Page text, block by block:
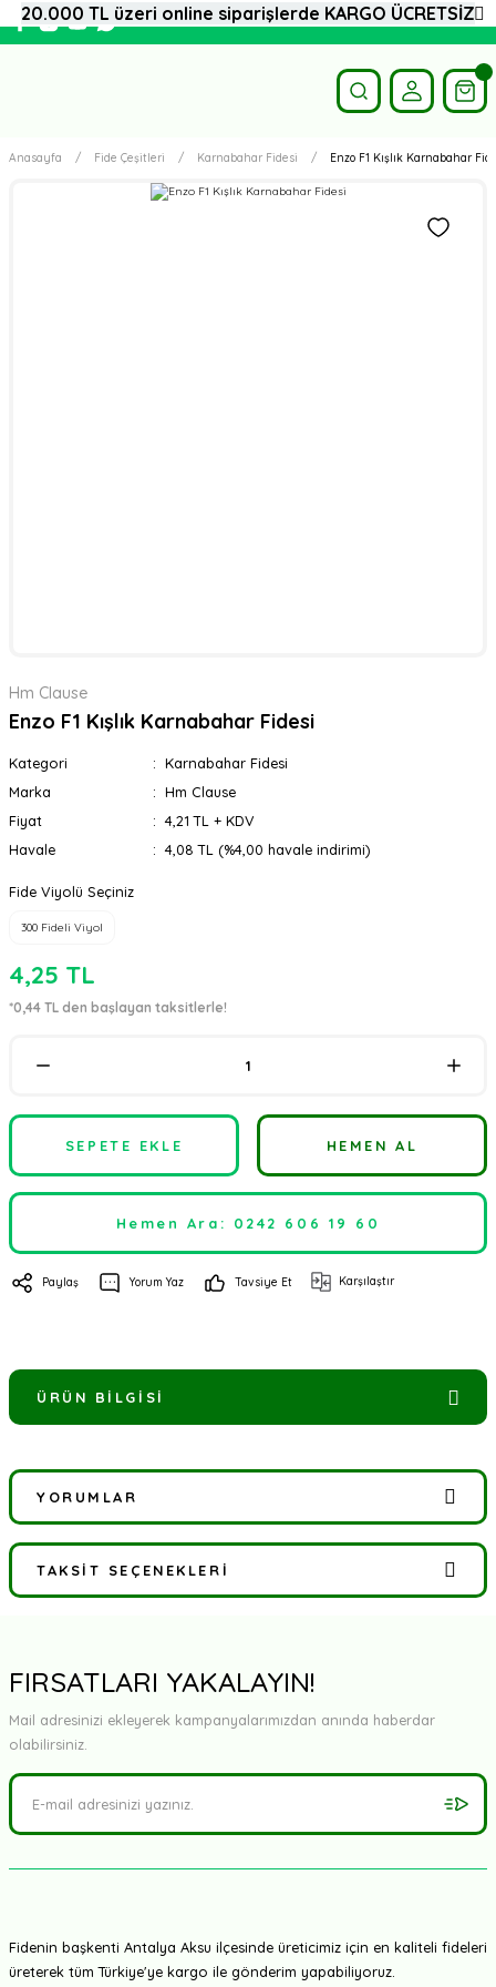
Anasayfa Fide Çeşitleri Karnabahar Fidesi Enzo F1 Kışlık Karnabahar
Hm Clause
Enzo F1 Kışlık Karnabahar Fidesi
Kategori
Karnabahar Fidesi
Marka
Hm Clause
Fiyat
4,21 TL + KDV
Havale
4,08 TL (%4,00 havale indirimi)
Fide Viyolü Seçiniz
300 Fideli Viyol
4,25 TL
*0,44 TL den başlayan taksitlerle!
SEPETE EKLE HEMEN AL
Hemen Ara: 0242 606 19 60
Paylaş Yorum Yaz Tavsiye Et Karşılaştır
ÜRÜN BILGISI
YORUMLAR
Bu ürüne ilk yorumu siz yapın!
TAKSIT SEÇENEKLERI
FIRSATLARI YAKALAYIN!
Mail adresinizi ekleyerek kampanyalarımızdan anında haberdar
olabilirsiniz.
Fidenin başkenti Antalya Aksu ilçesinde üreticimiz için en kaliteli fideleri
üreterek tüm Türkiye'ye kargo ile gönderim yapabiliyoruz.
20.000 TL üzeri online siparişlerde KARGO ÜCRETSİZ